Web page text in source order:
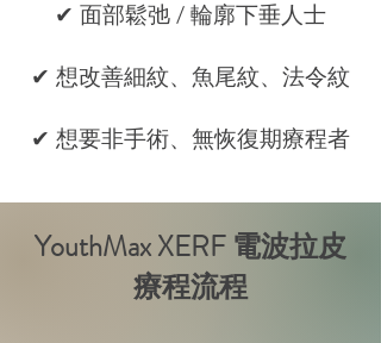
✔ 面部鬆弛 / 輪廓下垂人士
✔ 想改善細紋、魚尾紋、法令紋
✔ 想要非手術、無恢復期療程者
YouthMax XERF 電波拉皮
療程流程